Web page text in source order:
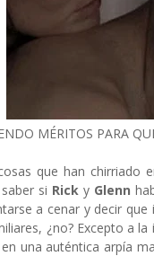
MÉRITOS PARA
que han chirriado
si Rick y Glenn
a cenar y decir
¿no? Excepto a la
una auténtica arpía